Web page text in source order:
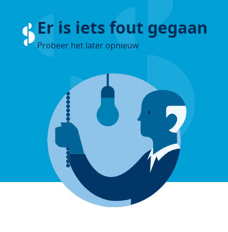
Er is iets fout gegaan
Probeer het later opnieuw